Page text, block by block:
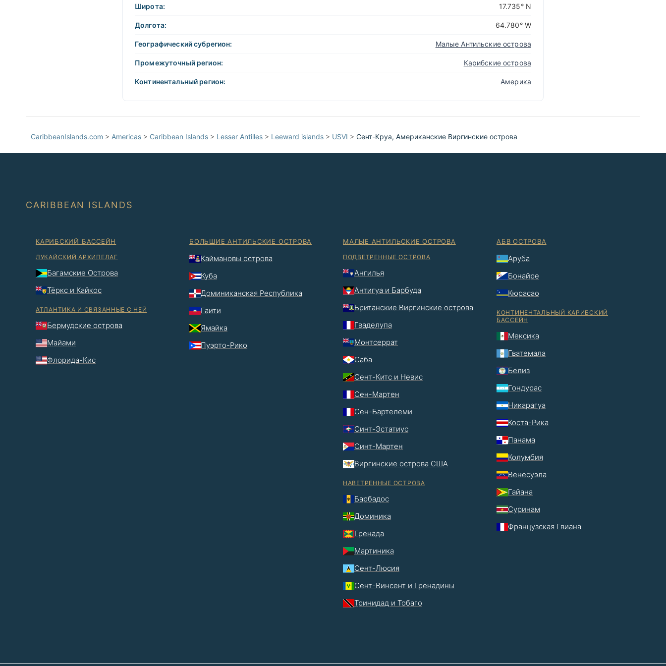
Широта: 17.735° N
Долгота: 64.780° W
Географический субрегион: Малые Антильские острова
Промежуточный регион: Карибские острова
Континентальный регион: Америка
CaribbeanIslands.com > Americas > Caribbean Islands > Lesser Antilles > Leeward islands > USVI > Сент-Круа, Американские Виргинские острова
CARIBBEAN ISLANDS
КАРИБСКИЙ БАССЕЙН
ЛУКАЙСКИЙ АРХИПЕЛАГ
Багамские Острова
Тёркс и Кайкос
АТЛАНТИКА И СВЯЗАННЫЕ С НЕЙ
Бермудские острова
Майами
Флорида-Кис
БОЛЬШИЕ АНТИЛЬСКИЕ ОСТРОВА
Каймановы острова
Куба
Доминиканская Республика
Гаити
Ямайка
Пуэрто-Рико
МАЛЫЕ АНТИЛЬСКИЕ ОСТРОВА
ПОДВЕТРЕННЫЕ ОСТРОВА
Ангилья
Антигуа и Барбуда
Британские Виргинские острова
Гваделупа
Монтсеррат
Саба
Сент-Китс и Невис
Сен-Мартен
Сен-Бартелеми
Синт-Эстатиус
Синт-Мартен
Виргинские острова США
НАВЕТРЕННЫЕ ОСТРОВА
Барбадос
Доминика
Гренада
Мартиника
Сент-Люсия
Сент-Винсент и Гренадины
Тринидад и Тобаго
АБВ ОСТРОВА
Аруба
Бонайре
Кюрасао
КОНТИНЕНТАЛЬНЫЙ КАРИБСКИЙ
БАССЕЙН
Мексика
Гватемала
Белиз
Гондурас
Никарагуа
Коста-Рика
Панама
Колумбия
Венесуэла
Гайана
Суринам
Французская Гвиана